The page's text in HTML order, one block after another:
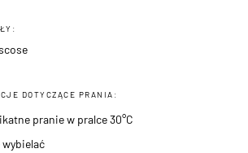
DOTYCZĄCE PRANIA:
pranie w pralce 30°C
wybielać